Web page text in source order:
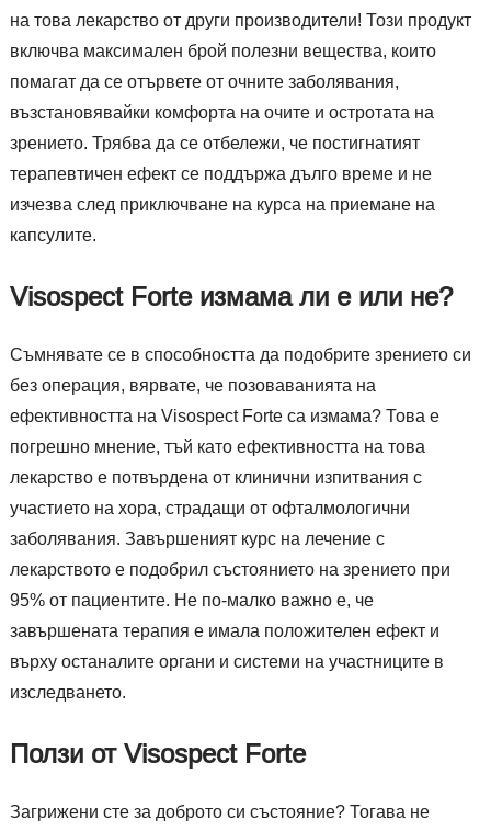
на това лекарство от други производители! Този продукт
включва максимален брой полезни вещества, които
помагат да се отървете от очните заболявания,
възстановявайки комфорта на очите и остротата на
зрението. Трябва да се отбележи, че постигнатият
терапевтичен ефект се поддържа дълго време и не
изчезва след приключване на курса на приемане на
капсулите.
Visospect Forte измама ли е или не?
Съмнявате се в способността да подобрите зрението си
без операция, вярвате, че позоваванията на
ефективността на Visospect Forte са измама? Това е
погрешно мнение, тъй като ефективността на това
лекарство е потвърдена от клинични изпитвания с
участието на хора, страдащи от офталмологични
заболявания. Завършеният курс на лечение с
лекарството е подобрил състоянието на зрението при
95% от пациентите. Не по-малко важно е, че
завършената терапия е имала положителен ефект и
върху останалите органи и системи на участниците в
изследването.
Ползи от Visospect Forte
Загрижени сте за доброто си състояние? Тогава не